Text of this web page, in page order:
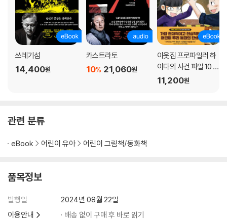
쓰레기섬
14,400원
카스트라토
21,060원
10%
이웃집 프로파일러 하
이다의 사건 파일 10 마
지막 대결
11,200원
관련 분류
eBook 어린이 유아 어린이 그림책/동화책
품목정보
발행일
2024년 08월 22일
이용안내
배송 없이 구매 후 바로 읽기